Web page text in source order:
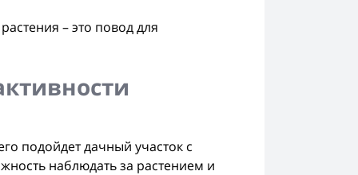
– это повод для
подойдет дачный участок с
наблюдать за растением и